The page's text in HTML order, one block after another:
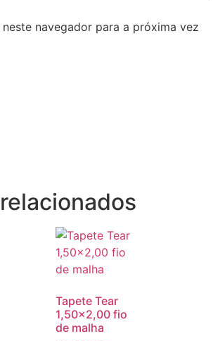
navegador para a próxima vez
Tapete Tear
1,50×2,00 fio
de malha